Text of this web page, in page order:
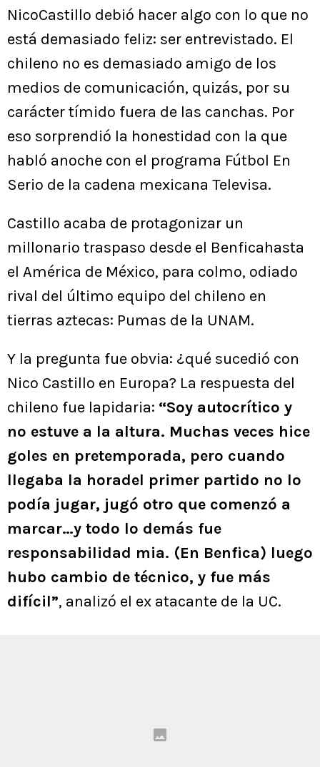
NicoCastillo debió hacer algo con lo que no
está demasiado feliz: ser entrevistado. El
chileno no es demasiado amigo de los
medios de comunicación, quizás, por su
carácter tímido fuera de las canchas. Por
eso sorprendió la honestidad con la que
habló anoche con el programa Fútbol En
Serio de la cadena mexicana Televisa.
Castillo acaba de protagonizar un
millonario traspaso desde el Benficahasta
el América de México, para colmo, odiado
rival del último equipo del chileno en
tierras aztecas: Pumas de la UNAM.
Y la pregunta fue obvia: ¿qué sucedió con
Nico Castillo en Europa? La respuesta del
chileno fue lapidaria: “Soy autocrítico y
no estuve a la altura. Muchas veces hice
goles en pretemporada, pero cuando
llegaba la horadel primer partido no lo
podía jugar, jugó otro que comenzó a
marcar…y todo lo demás fue
responsabilidad mia. (En Benfica) luego
hubo cambio de técnico, y fue más
difícil”, analizó el ex atacante de la UC.